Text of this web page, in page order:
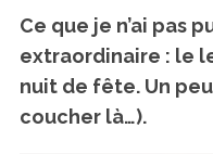
Ce que je n’ai pas
extraordinaire : le
nuit de fête. Un
coucher là…).